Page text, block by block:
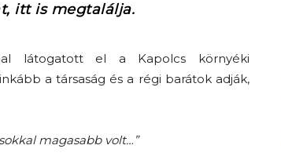
itt is megtalálja.
látogatott el a Kapolcs környéki
a társaság és a régi barátok adják,
magasabb volt…”